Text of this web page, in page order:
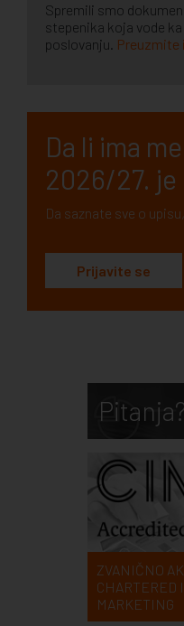
Pitanja?
ZVANIČNO
CHARTERED
MARKETING
Spremili smo
stepenika koja vode
poslovanju. Preuzmite
Da li ima
2026/27. je
Da saznate sve o upisu,
Prijavite se